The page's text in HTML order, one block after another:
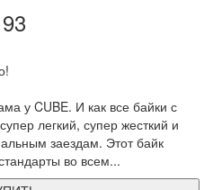
у CUBE. И как все байки с
легкий, супер жесткий и
заездам. Этот байк
во всем...